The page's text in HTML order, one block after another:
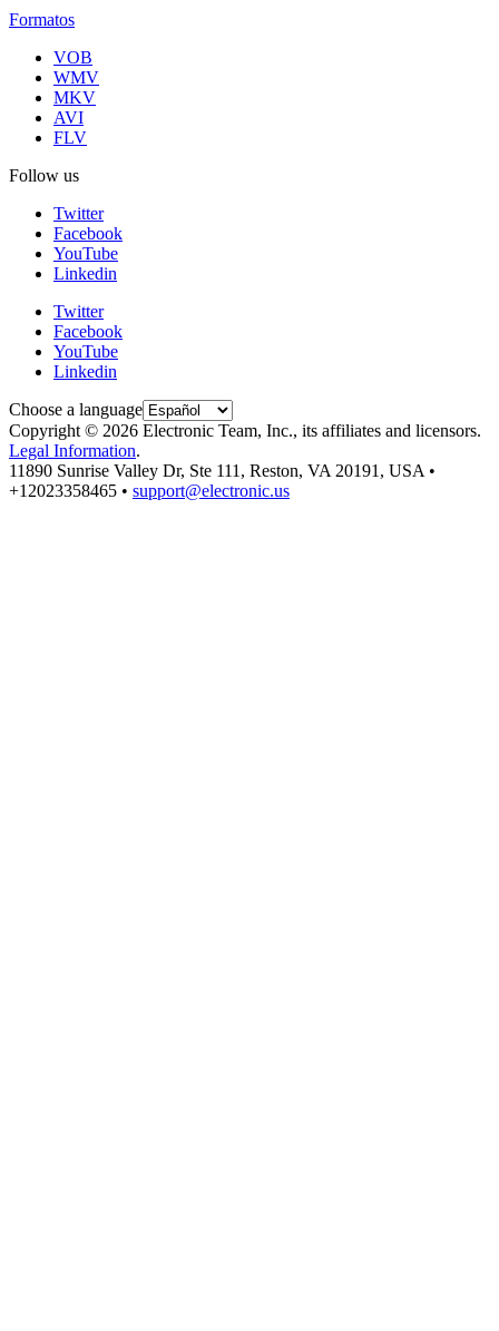
Formatos
VOB
WMV
MKV
AVI
FLV
Follow us
Twitter
Facebook
YouTube
Linkedin
Twitter
Facebook
YouTube
Linkedin
Choose a language
Copyright © 2026 Electronic Team, Inc., its affiliates and licensors.
Legal Information.
11890 Sunrise Valley Dr, Ste 111, Reston, VA 20191, USA •
+12023358465 • support@electronic.us